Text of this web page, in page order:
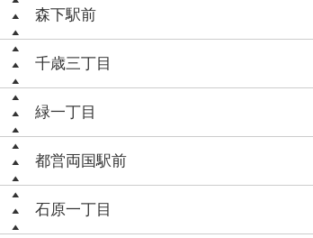
森下駅前
千歳三丁目
緑一丁目
都営両国駅前
石原一丁目